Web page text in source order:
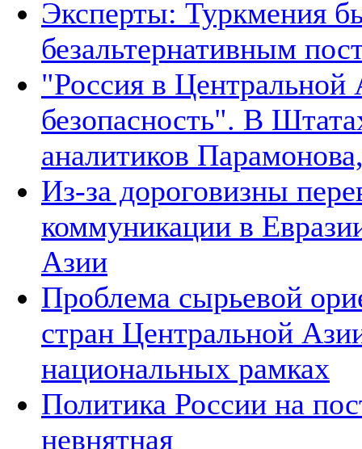
Эксперты: Туркмения
безальтернативным
"Россия в Центральной
безопасность". В
аналитиков
Из-за дороговизны
коммуникации в
Азии
Проблема сырьевой
стран Центральной
национальных рамках
Политика России на
невнятная